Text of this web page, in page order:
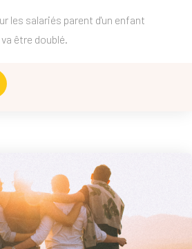
les salariés parent d'un enfant
être doublé.